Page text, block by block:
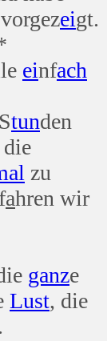
eigt.
einfach
tunden
zu
ahren wir
ganze
Lust, die